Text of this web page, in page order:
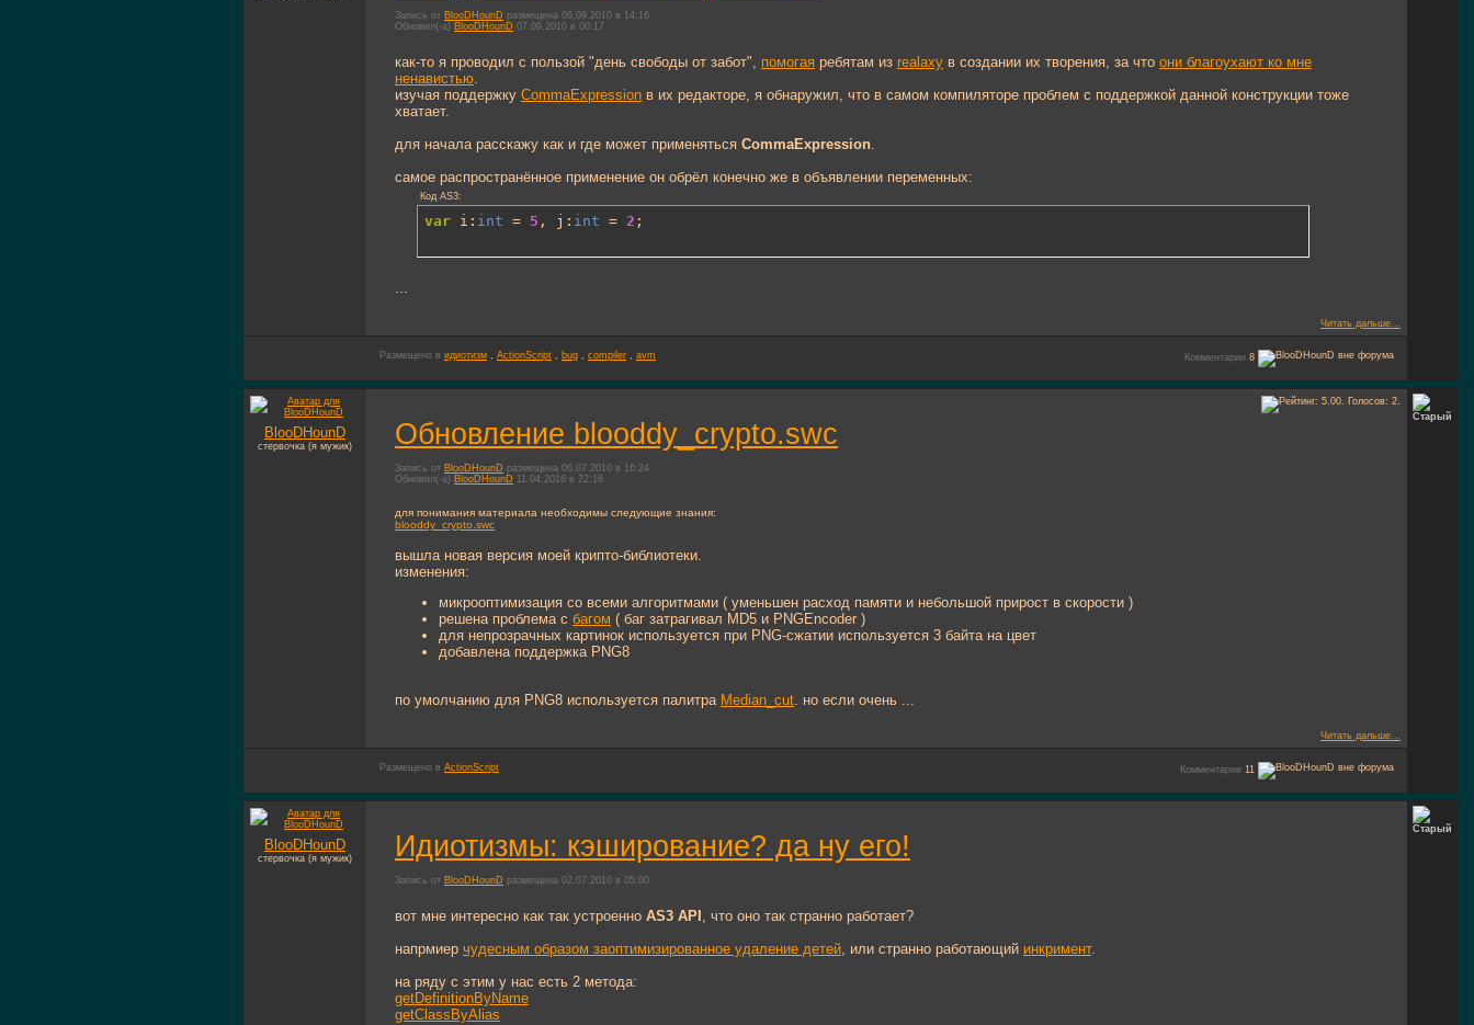
Запись от BlooDHounD размещена 06.09.2010 в 14:16
Обновил(-а) BlooDHounD 07.09.2010 в 00:17
как-то я проводил с пользой "день свободы от забот", помогая ребятам из realaxy в создании их творения, за что они благоухают ко мне
ненавистью.
изучая поддержку CommaExpression в их редакторе, я обнаружил, что в самом компиляторе проблем с поддержкой данной конструкции тоже
хватает.
для начала расскажу как и где может применяться CommaExpression.
самое распространённое применение он обрёл конечно же в объявлении переменных:
Код AS3:
var i: int = 5 , j: int = 2 ;
...
Читать дальше...
Размещено в идиотизм , ActionScript , bug , compiler , avm Комментарии 8
BlooDHounD
стервочка (я мужик) Обновление blooddy_crypto.swc
Запись от BlooDHounD размещена 06.07.2010 в 16:24
Обновил(-а) BlooDHounD 11.04.2016 в 22:16
для понимания материала необходимы следующие знания:
blooddy_crypto.swc
вышла новая версия моей крипто-библиотеки.
изменения:
микрооптимизация со всеми алгоритмами ( уменьшен расход памяти и небольшой прирост в скорости )
решена проблема с багом ( баг затрагивал MD5 и PNGEncoder )
для непрозрачных картинок используется при PNG-сжатии используется 3 байта на цвет
добавлена поддержка PNG8
по умолчанию для PNG8 используется палитра Median_cut . но если очень ...
Читать дальше...
Размещено в ActionScript Комментарии 11
BlooDHounD
стервочка (я мужик) Идиотизмы: кэширование? да ну его!
Запись от BlooDHounD размещена 02.07.2010 в 05:00
вот мне интересно как так устроенно AS3 API , что оно так странно работает?
напрмиер чудесным образом заоптимизированное удаление детей, или странно работающий инкримент.
на ряду с этим у нас есть 2 метода:
getDefinitionByName
getClassByAlias